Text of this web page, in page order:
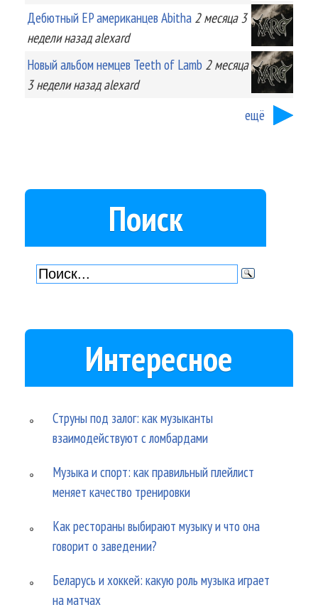
Дебютный EP американцев Abitha 2 месяца 3
неделиназад alexard
Новый альбом немцев Teeth of Lamb 2 месяца
3 неделиназад alexard
ещё
Поиск
Интересное
Струны под залог: как музыканты
взаимодействуют с ломбардами
Музыка и спорт: как правильный плейлист
меняет качество тренировки
Как рестораны выбирают музыку и что она
говорит о заведении?
Беларусь и хоккей: какую роль музыка играет
на матчах